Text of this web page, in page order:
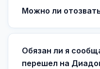
Можно ли
Обязан ли я
перешел на